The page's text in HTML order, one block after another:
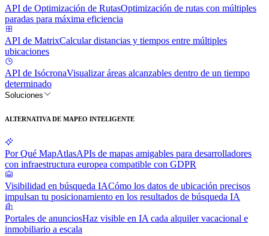
API de Optimización de RutasOptimización de rutas con múltiples
paradas para máxima eficiencia
API de MatrixCalcular distancias y tiempos entre múltiples
ubicaciones
API de IsócronaVisualizar áreas alcanzables dentro de un tiempo
determinado
Soluciones
ALTERNATIVA DE MAPEO INTELIGENTE
Por Qué MapAtlasAPIs de mapas amigables para desarrolladores
con infraestructura europea compatible con GDPR
Visibilidad en búsqueda IACómo los datos de ubicación precisos
impulsan tu posicionamiento en los resultados de búsqueda IA
Portales de anunciosHaz visible en IA cada alquiler vacacional e
inmobiliario a escala